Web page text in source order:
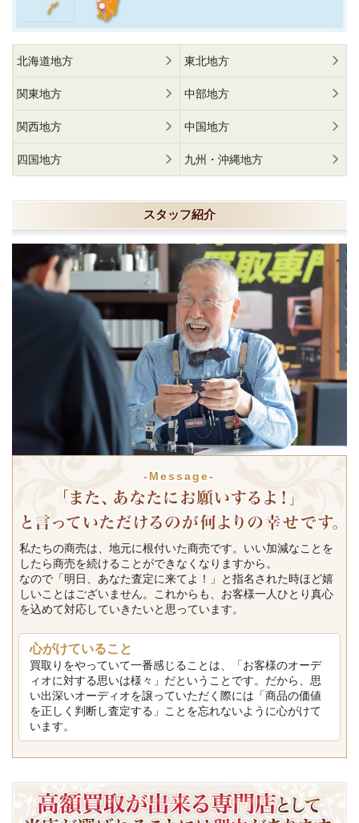
北海道地方 東北地方
関東地方 中部地方
関西地方 中国地方
四国地方 九州・沖縄地方
スタッフ紹介
-Message-
私たちの商売は、地元に根付いた商売です。いい加減なことを
したら商売を続けることができなくなりますから。
なので「明日、あなた査定に来てよ！」と指名された時ほど嬉
しいことはございません。これからも、お客様一人ひとり真心
を込めて対応していきたいと思っています。
心がけていること
買取りをやっていて一番感じることは、「お客様のオーデ
ィオに対する思いは様々」だということです。だから、思
い出深いオーディオを譲っていただく際には「商品の価値
を正しく判断し査定する」ことを忘れないように心がけて
います。